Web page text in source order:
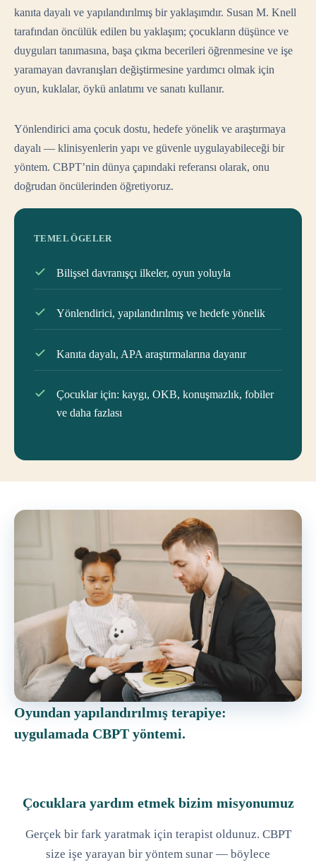
kanıta dayalı ve yapılandırılmış bir yaklaşımdır. Susan M. Knell
tarafından öncülük edilen bu yaklaşım; çocukların düşünce ve
duyguları tanımasına, başa çıkma becerileri öğrenmesine ve işe
yaramayan davranışları değiştirmesine yardımcı olmak için
oyun, kuklalar, öykü anlatımı ve sanatı kullanır.
Yönlendirici ama çocuk dostu, hedefe yönelik ve araştırmaya
dayalı — klinisyenlerin yapı ve güvenle uygulayabileceği bir
yöntem. CBPT’nin dünya çapındaki referansı olarak, onu
doğrudan öncülerinden öğretiyoruz.
TEMEL ÖGELER
Bilişsel davranışçı ilkeler, oyun yoluyla
Yönlendirici, yapılandırılmış ve hedefe yönelik
Kanıta dayalı, APA araştırmalarına dayanır
Çocuklar için: kaygı, OKB, konuşmazlık, fobiler
ve daha fazlası
Oyundan yapılandırılmış terapiye:
uygulamada CBPT yöntemi.
Çocuklara yardım etmek bizim misyonumuz
Gerçek bir fark yaratmak için terapist oldunuz. CBPT
size işe yarayan bir yöntem sunar — böylece